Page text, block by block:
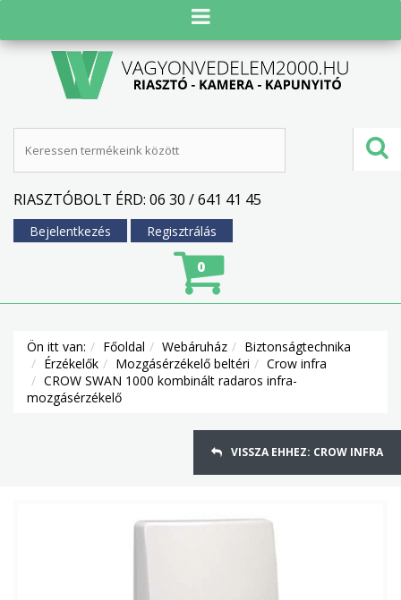
RIASZTÓBOLT ÉRD: 06 30 / 641 41 45
Bejelentkezés Regisztrálás
0
Ön itt van: Főoldal Webáruház
Biztonságtechnika
Érzékelők
Mozgásérzékelő beltéri
Crow infra
CROW SWAN 1000 kombinált radaros infra-
mozgásérzékelő
VISSZA EHHEZ: CROW INFRA